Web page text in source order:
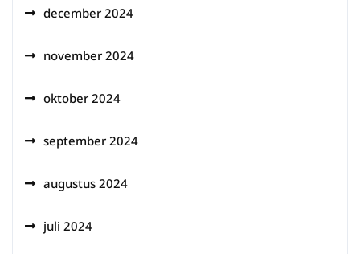
december 2024
november 2024
oktober 2024
september 2024
augustus 2024
juli 2024